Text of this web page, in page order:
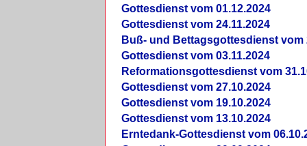
Gottesdienst vom 01.12.2024
Gottesdienst vom 24.11.2024
Buß- und Bettagsgottesdienst vom
Gottesdienst vom 03.11.2024
Reformationsgottesdienst vom
Gottesdienst vom 27.10.2024
Gottesdienst vom 19.10.2024
Gottesdienst vom 13.10.2024
Erntedank-Gottesdienst vom